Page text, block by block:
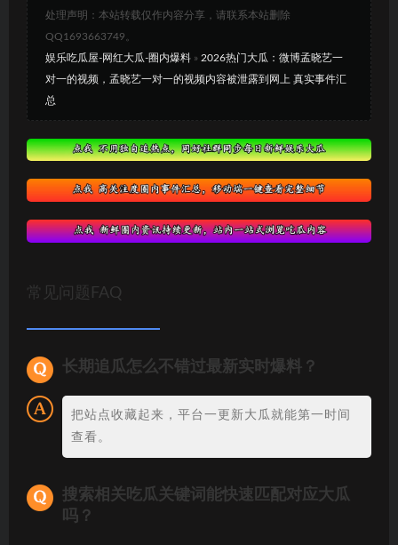
处理声明：本站转载仅作内容分享，请联系本站删除
QQ1693663749。
娱乐吃瓜屋-网红大瓜-圈内爆料 » 2026热门大瓜：微博孟晓艺一
对一的视频，孟晓艺一对一的视频内容被泄露到网上 真实事件汇
总
常见问题FAQ
长期追瓜怎么不错过最新实时爆料？
把站点收藏起来，平台一更新大瓜就能第一时间
查看。
搜索相关吃瓜关键词能快速匹配对应大瓜
吗？